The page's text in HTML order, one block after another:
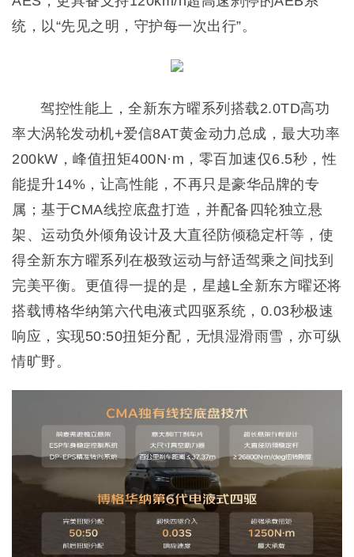
统，以“先见之明，守护每一次出行”。
驾控性能上，全新东方曜系列搭载2.0TD高功
率大涡轮发动机+爱信8AT黄金动力总成，最大功率
200kW，峰值扭矩400N·m，零百加速仅6.5秒，性
能提升14%，让高性能，不再只是豪华品牌的专
属；基于CMA线控底盘打造，并配备四轮独立悬
架、运动负外倾角设计及大直径防倾稳定杆等，使
得全新东方曜系列在极致运动与舒适驾乘之间找到
完美平衡。更值得一提的是，星越L全新东方曜还将
搭载博格华纳第六代电液式四驱系统，0.03秒极速
响应，实现50:50扭矩分配，无惧湿滑雨雪，亦可纵
情旷野。